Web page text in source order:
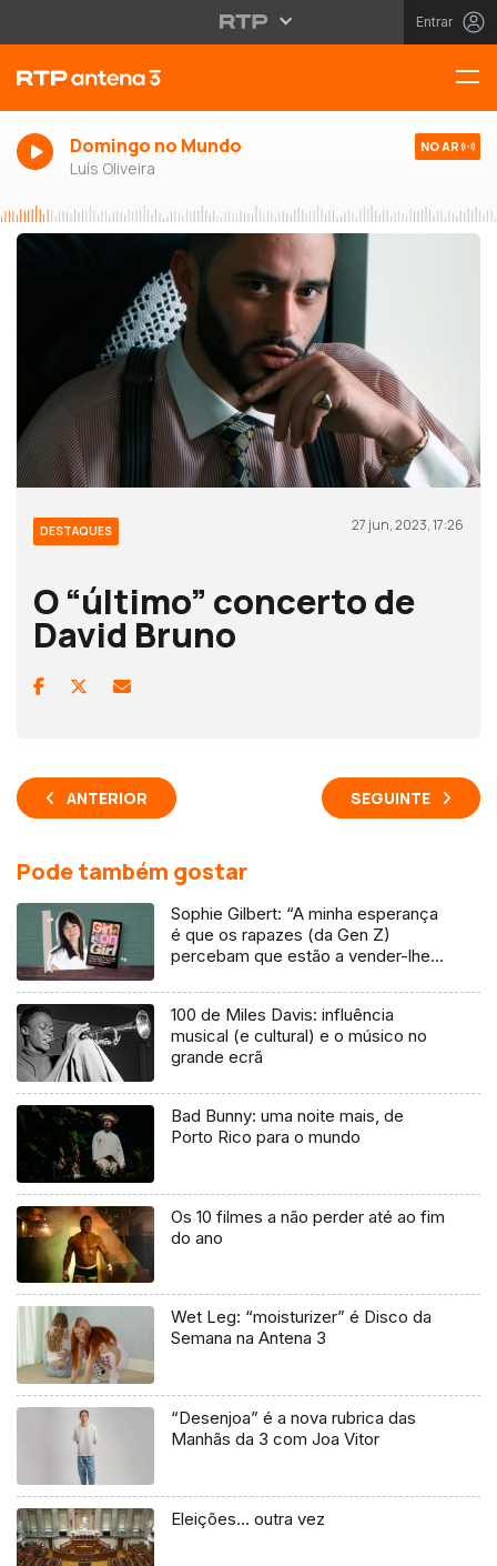
Entrar
Domingo no Mundo
Luís Oliveira
NO AR
DESTAQUES 27 jun, 2023, 17:26
O “último” concerto de
David Bruno
ANTERIOR SEGUINTE
Pode também gostar
Sophie Gilbert: “A minha esperança
é que os rapazes (da Gen Z)
percebam que estão a vender-lhes
100 de Miles Davis: influência
musical (e cultural) e o músico no
grande ecrã
Bad Bunny: uma noite mais, de
Porto Rico para o mundo
Os 10 filmes a não perder até ao fim
do ano
Wet Leg: “moisturizer” é Disco da
Semana na Antena 3
“Desenjoa” é a nova rubrica das
Manhãs da 3 com Joa Vitor
Eleições… outra vez